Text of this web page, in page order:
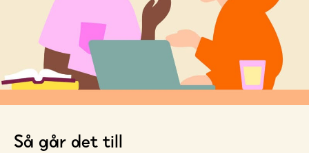
Så går det till